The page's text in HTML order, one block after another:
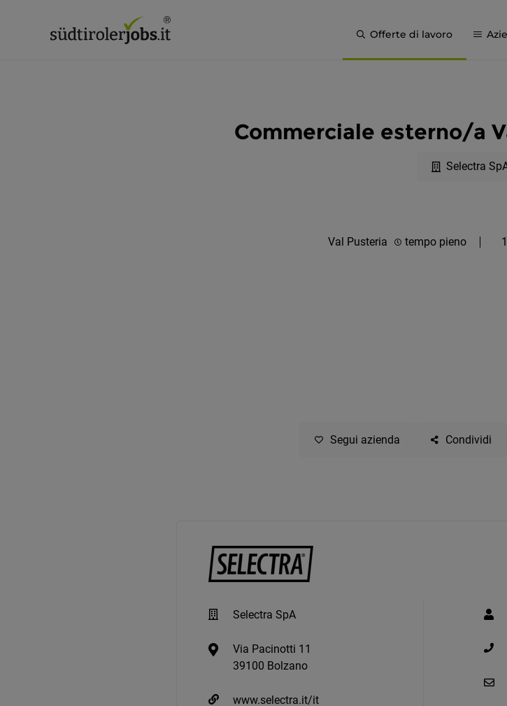
Offerte di lavoro
Commerciale esterno/a
Selectra
Val Pusteria tempo pieno
Segui azienda Condividi
Selectra SpA
Via Pacinotti 11
39100 Bolzano
www.selectra.it/it